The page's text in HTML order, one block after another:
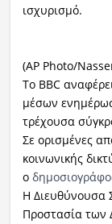
ισχυρισμό.
(AP Photo/
Το BBC
μέσων
τρέχουσα
Σε ορισμένες
κοινωνικής
ο
Η Διευθύνουσα
Προστασία των